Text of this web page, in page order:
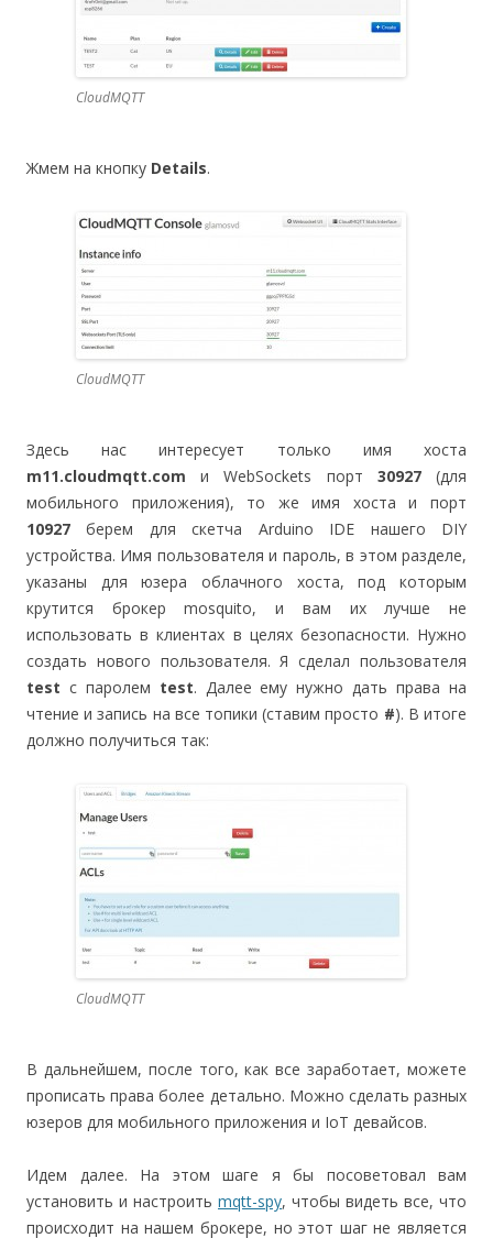
СloudMQTT
Жмем на кнопку Details.
CloudMQTT
Здесь нас интересует только имя хоста
m11.cloudmqtt.com и WebSockets порт 30927(для
мобильного приложения), то же имя хоста и порт
10927 берем для скетча Arduino IDE нашего DIY
устройства. Имя пользователя и пароль, в этом разделе,
указаны для юзера облачного хоста, под которым
крутится брокер mosquito, и вам их лучше не
использовать в клиентах в целях безопасности. Нужно
создать нового пользователя. Я сделал пользователя
test с паролем test. Далее ему нужно дать права на
чтение и запись на все топики (ставим просто #). В итоге
должно получиться так:
CloudMQTT
В дальнейшем, после того, как все заработает, можете
прописать права более детально. Можно сделать разных
юзеров для мобильного приложения и IoT девайсов.
Идем далее. На этом шаге я бы посоветовал вам
установить и настроить mqtt-spy, чтобы видеть все, что
происходит на нашем брокере, но этот шаг не является